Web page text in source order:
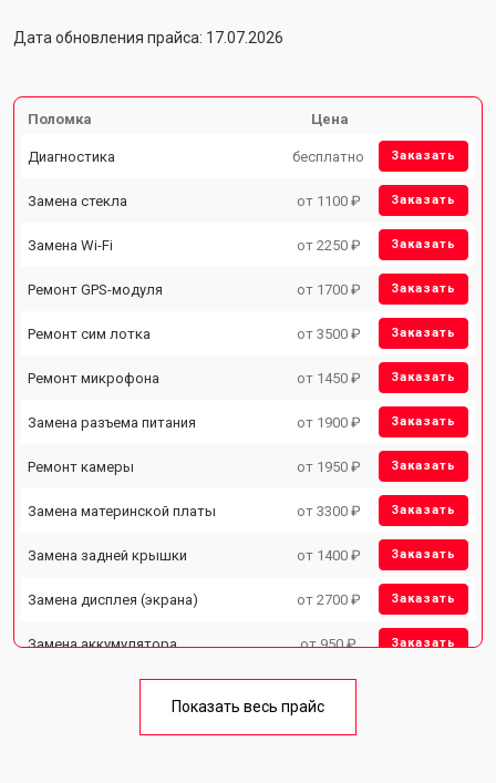
Дата обновления прайса: 17.07.2026
Поломка Цена
Диагностика бесплатно Заказать
Замена стекла от 1100 ₽ Заказать
Замена Wi-Fi от 2250 ₽ Заказать
Ремонт GPS-модуля от 1700 ₽ Заказать
Ремонт сим лотка от 3500 ₽ Заказать
Ремонт микрофона от 1450 ₽ Заказать
Замена разъема питания от 1900 ₽ Заказать
Ремонт камеры от 1950 ₽ Заказать
Замена материнской платы от 3300 ₽ Заказать
Замена задней крышки от 1400 ₽ Заказать
Замена дисплея (экрана) от 2700 ₽ Заказать
Замена аккумулятора от 950 ₽ Заказать
Ремонт цепи питания от 3200 ₽
Показать весь прайс